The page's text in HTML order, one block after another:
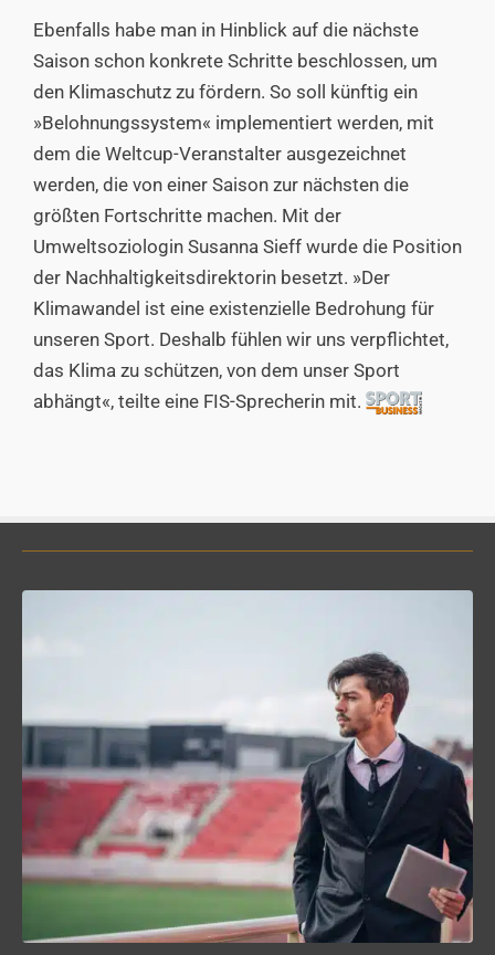
Ebenfalls habe man in Hinblick auf die nächste
Saison schon konkrete Schritte beschlossen, um
den Klimaschutz zu fördern. So soll künftig ein
»Belohnungssystem« implementiert werden, mit
dem die Weltcup-Veranstalter ausgezeichnet
werden, die von einer Saison zur nächsten die
größten Fortschritte machen. Mit der
Umweltsoziologin Susanna Sieff wurde die Position
der Nachhaltigkeitsdirektorin besetzt. »Der
Klimawandel ist eine existenzielle Bedrohung für
unseren Sport. Deshalb fühlen wir uns verpflichtet,
das Klima zu schützen, von dem unser Sport
abhängt«, teilte eine FIS-Sprecherin mit.